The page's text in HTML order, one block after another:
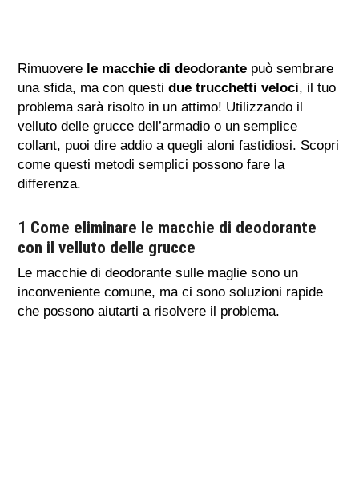
Rimuovere le macchie di deodorante può sembrare
una sfida, ma con questidue trucchetti veloci, il tuo
problema sarà risolto in un attimo! Utilizzando il
velluto delle grucce dell’armadio o un semplice
collant, puoi dire addio a quegli aloni fastidiosi. Scopri
come questi metodi semplici possono fare la
differenza.
1 Come eliminare le macchie di deodorante
con il velluto delle grucce
Le macchie di deodorante sulle maglie sono un
inconveniente comune, ma ci sono soluzioni rapide
che possono aiutarti a risolvere il problema.